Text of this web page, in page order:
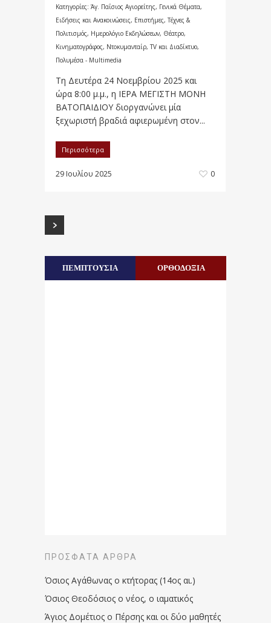
Κατηγορίες: Άγ. Παΐσιος Αγιορείτης, Γενικά Θέματα,
Ειδήσεις και Ανακοινώσεις, Επιστήμες, Τέχνες &
Πολιτισμός, Ημερολόγιο Εκδηλώσεων, Θέατρο,
Κινηματογράφος, Ντοκυμανταίρ, TV και Διαδίκτυο,
Πολυμέσα - Multimedia
Τη Δευτέρα 24 Νοεμβρίου 2025 και
ώρα 8:00 μ.μ., η ΙΕΡΑ ΜΕΓΙΣΤΗ ΜΟΝΗ
ΒΑΤΟΠΑΙΔΙΟΥ διοργανώνει μία
ξεχωριστή βραδιά αφιερωμένη στον...
Περισσότερα
29 Ιουλίου 2025 0
ΠΕΜΠΤΟΥΣΙΑ ΟΡΘΟΔΟΞΙΑ
ΠΡΌΣΦΑΤΑ ΆΡΘΡΑ
Όσιος Αγάθωνας ο κτήτορας (14ος αι.)
Όσιος Θεοδόσιος ο νέος, ο ιαματικός
Άγιος Δομέτιος ο Πέρσης και οι δύο μαθητές